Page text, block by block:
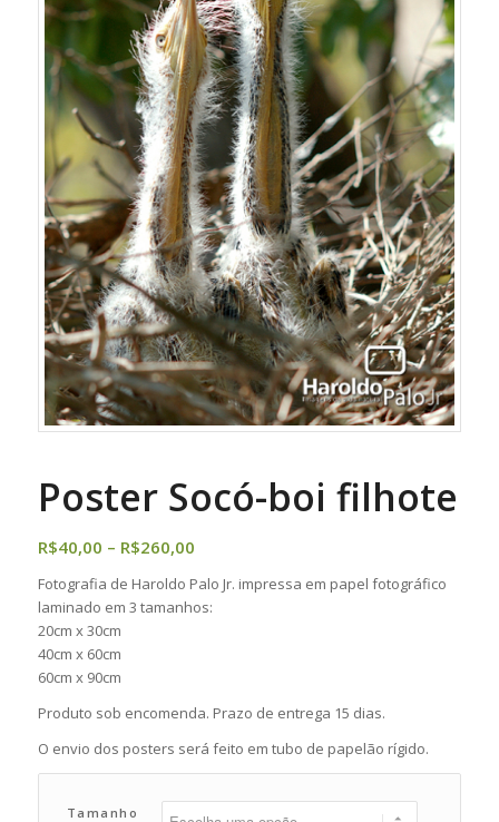
Poster Socó-boi filhote
R$40,00 – R$260,00Faixa
de
preço:
Fotografia de Haroldo Palo Jr. impressa em papel fotográfico
laminado em 3 tamanhos:
20cm x 30cm
40cm x 60cm
60cm x 90cm
Produto sob encomenda. Prazo de entrega 15 dias.
O envio dos posters será feito em tubo de papelão rígido.
Tamanho